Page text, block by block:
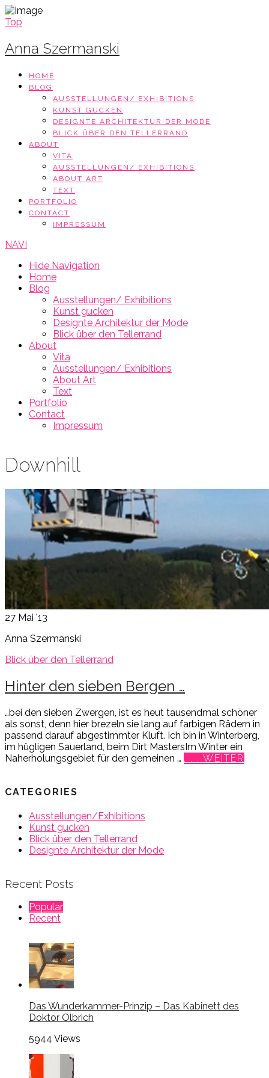
Top
Anna Szermanski
HOME
BLOG
AUSSTELLUNGEN/ EXHIBITIONS
KUNST GUCKEN
DESIGNTE ARCHITEKTUR DER MODE
BLICK ÜBER DEN TELLERRAND
ABOUT
VITA
AUSSTELLUNGEN/ EXHIBITIONS
ABOUT ART
TEXT
PORTFOLIO
CONTACT
IMPRESSUM
NAVI
Hide Navigation
Home
Blog
Ausstellungen/ Exhibitions
Kunst gucken
Designte Architektur der Mode
Blick über den Tellerrand
About
Vita
Ausstellungen/ Exhibitions
About Art
Text
Portfolio
Contact
Impressum
Downhill
27 Mai '13
Anna Szermanski
Blick über den Tellerrand
Hinter den sieben Bergen …
…bei den sieben Zwergen, ist es heut tausendmal schöner
als sonst, denn hier brezeln sie lang auf farbigen Rädern in
passend darauf abgestimmter Kluft. Ich bin in Winterberg,
im hügligen Sauerland, beim Dirt MastersIm Winter ein
Naherholungsgebiet für den gemeinen … . . . WEITER
CATEGORIES
Ausstellungen/Exhibitions
Kunst gucken
Blick über den Tellerrand
Designte Architektur der Mode
Recent Posts
Popular
Recent
Das Wunderkammer-Prinzip – Das Kabinett des
Doktor Olbrich
5944 Views